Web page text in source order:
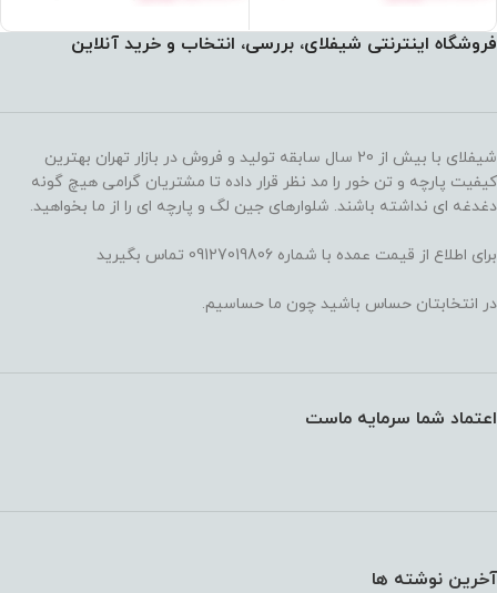
فروشگاه اینترنتی شیفلای، بررسی، انتخاب و خرید آنلاین
شیفلای با بیش از 20 سال سابقه تولید و فروش در بازار تهران بهترین
کیفیت پارچه و تن خور را مد نظر قرار داده تا مشتریان گرامی هیچ گونه
دغدغه ای نداشته باشند. شلوارهای جین لگ و پارچه ای را از ما بخواهید.
برای اطلاع از قیمت عمده با شماره 09127019806 تماس بگیرید
در انتخابتان حساس باشید چون ما حساسیم.
اعتماد شما سرمایه ماست
آخرین نوشته ها